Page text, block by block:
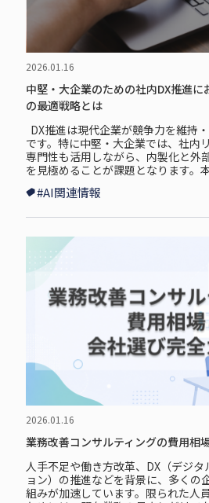
2026.01.16
中堅・大企業のための社内DX推進
の最適戦略とは
DX推進は現代企業が競争力を維持
です。特に中堅・大企業では、社内
専門性も活用しながら、内製化と外
を見極めることが課題となります。
#AI関連情報
2026.01.16
業務改善コンサルティングの費用相
人手不足や働き方改革、DX（デジ
ョン）の推進などを背景に、多くの
組みが加速しています。限られた人